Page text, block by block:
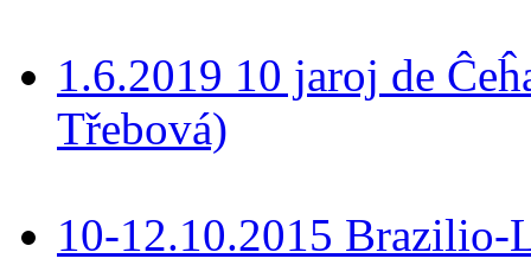
1.6.2019 10 jaroj de
Třebová)
10-12.10.2015